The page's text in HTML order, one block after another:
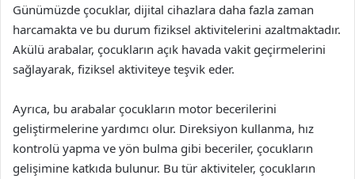
Günümüzde çocuklar, dijital cihazlara daha fazla zaman
harcamakta ve bu durum fiziksel aktivitelerini azaltmaktadır.
Akülü arabalar, çocukların açık havada vakit geçirmelerini
sağlayarak, fiziksel aktiviteye teşvik eder.
Ayrıca, bu arabalar çocukların motor becerilerini
geliştirmelerine yardımcı olur. Direksiyon kullanma, hız
kontrolü yapma ve yön bulma gibi beceriler, çocukların
gelişimine katkıda bulunur. Bu tür aktiviteler, çocukların